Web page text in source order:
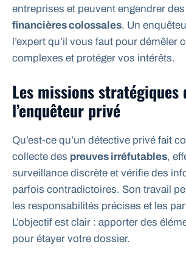
entreprises et peuvent engendrer des
financières colossales. Un
l’expert qu’il vous faut pour démêler
complexes et protéger vos intérêts.
Les missions stratégiques
l’enquêteur privé
Qu’est-ce qu’un détective privé fait
collecte des preuves irréfutables,
surveillance discrète et vérifie des
parfois contradictoires. Son travail
les responsabilités précises et les
L’objectif est clair : apporter des
pour étayer votre dossier.